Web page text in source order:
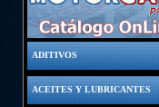
ADITIVOS
ACEITES Y LUBRICANTES